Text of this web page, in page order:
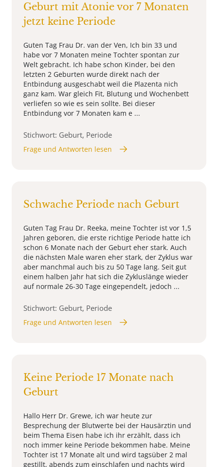
Geburt mit Atonie vor 7 Monaten
jetzt keine Periode
Guten Tag Frau Dr. van der Ven, Ich bin 33 und
habe vor 7 Monaten meine Tochter spontan zur
Welt gebracht. Ich habe schon Kinder, bei den
letzten 2 Geburten wurde direkt nach der
Entbindung ausgeschabt weil die Plazenta nich
ganz kam. War gleich Fit, Blutung und Wochenbett
verliefen so wie es sein sollte. Bei dieser
Entbindung vor 7 Monaten kam e ...
Stichwort: Geburt, Periode
Frage und Antworten lesen
Schwache Periode nach Geburt
Guten Tag Frau Dr. Reeka, meine Tochter ist vor 1,5
Jahren geboren, die erste richtige Periode hatte ich
schon 6 Monate nach der Geburt eher stark. Auch
die nächsten Male waren eher stark, der Zyklus war
aber manchmal auch bis zu 50 Tage lang. Seit gut
einem halben Jahr hat sich die Zykluslänge wieder
auf normale 26-30 Tage eingependelt, jedoch ...
Stichwort: Geburt, Periode
Frage und Antworten lesen
Keine Periode 17 Monate nach
Geburt
Hallo Herr Dr. Grewe, ich war heute zur
Besprechung der Blutwerte bei der Hausärztin und
beim Thema Eisen habe ich ihr erzählt, dass ich
noch immer keine Periode bekommen habe. Meine
Tochter ist 17 Monate alt und wird tagsüber 2 mal
gestillt, abends zum einschlafen und nachts wird